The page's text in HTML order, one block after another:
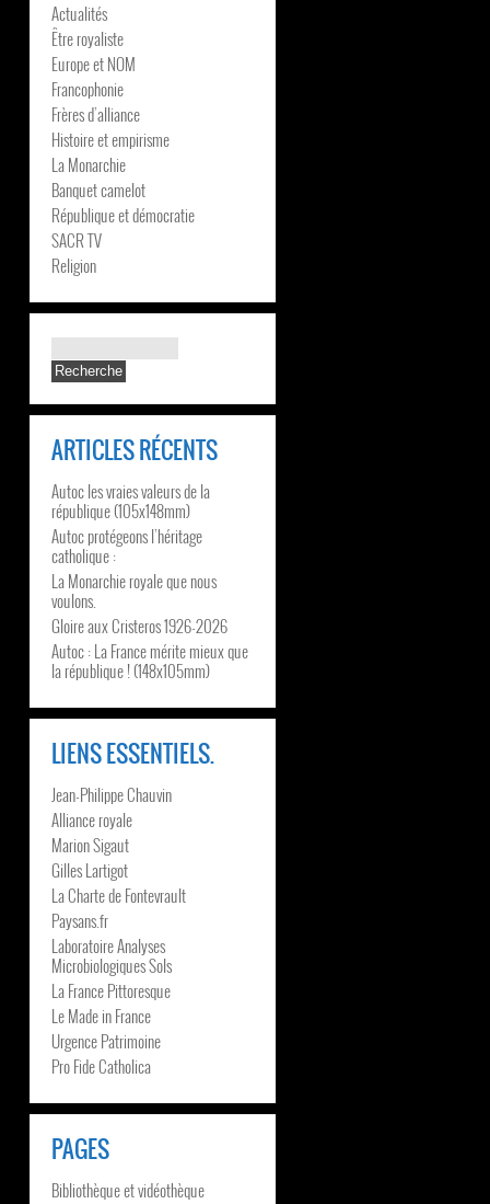
Actualités
Être royaliste
Europe et NOM
Francophonie
Frères d’alliance
Histoire et empirisme
La Monarchie
Banquet camelot
République et démocratie
SACR TV
Religion
ARTICLES RÉCENTS
Autoc les vraies valeurs de la
république (105x148mm)
Autoc protégeons l’héritage
catholique :
La Monarchie royale que nous
voulons.
Gloire aux Cristeros 1926-2026
Autoc : La France mérite mieux que
la république ! (148x105mm)
LIENS ESSENTIELS.
Jean-Philippe Chauvin
Alliance royale
Marion Sigaut
Gilles Lartigot
La Charte de Fontevrault
Paysans.fr
Laboratoire Analyses
Microbiologiques Sols
La France Pittoresque
Le Made in France
Urgence Patrimoine
Pro Fide Catholica
PAGES
Bibliothèque et vidéothèque